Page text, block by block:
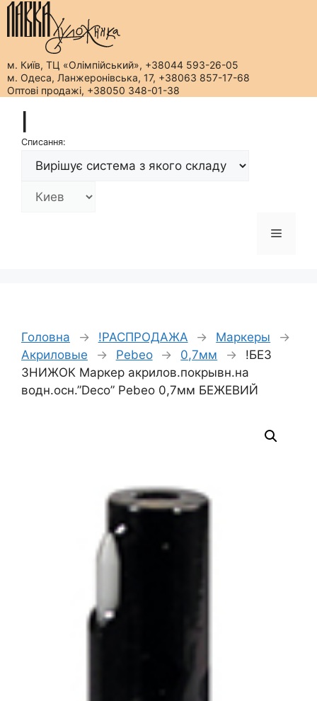
м. Київ, ТЦ «Олімпійський», +38044 593-26-05
м. Одеса, Ланжеронівська, 17, +38063 857-17-68
Оптові продажі, +38050 348-01-38
вмістуСписання:
Меню
Головна → !РАСПРОДАЖА → Маркеры
→
Акриловые
→ Pebeo → 0,7мм →
!БЕЗ
ЗНИЖОК Маркер акрилов.покрывн.на
водн.осн.”Deco” Pebeo 0,7мм БЕЖЕВИЙ